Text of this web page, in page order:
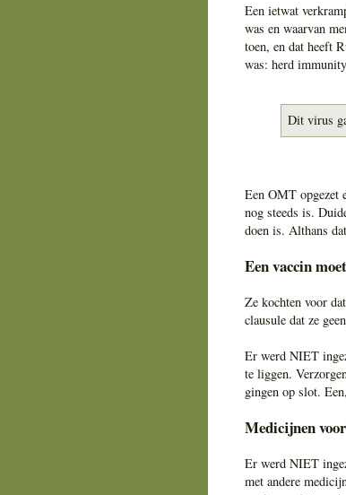
Een ietwat
was en waarvan
toen, en dat heeft
was: herd
Dit virus
Een OMT opgezet
nog steeds is.
doen is. Althans
Een vaccin
Ze kochten voor
clausule dat ze
Er werd NIET
te liggen.
gingen op slot.
Medicijnen
Er werd NIET
met andere